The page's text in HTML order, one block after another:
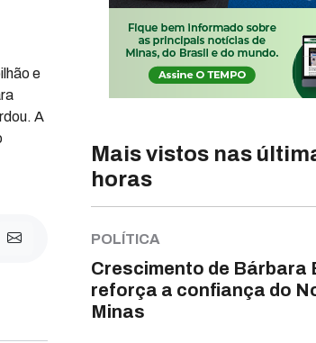
e
A
Mais vistos nas
horas
POLÍTICA
Crescimento de Bárbara
reforça a confiança do
Minas